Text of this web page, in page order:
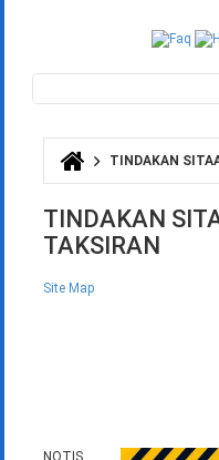
Borang carian
Anda di sini
TINDAKAN
TINDAKAN
TAKSIRAN
Site Map